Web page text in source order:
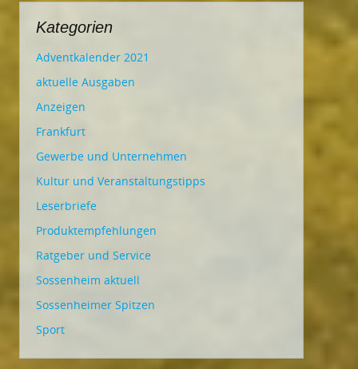
Kategorien
Adventkalender 2021
aktuelle Ausgaben
Anzeigen
Frankfurt
Gewerbe und Unternehmen
Kultur und Veranstaltungstipps
Leserbriefe
Produktempfehlungen
Ratgeber und Service
Sossenheim aktuell
Sossenheimer Spitzen
Sport